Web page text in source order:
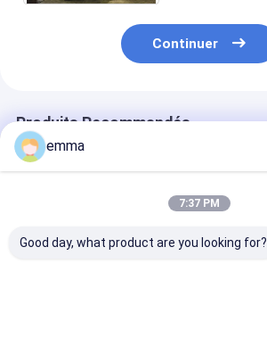
Continuer
Produits Recommandés
emma
7:37 PM
Good day, what product are you looking for?